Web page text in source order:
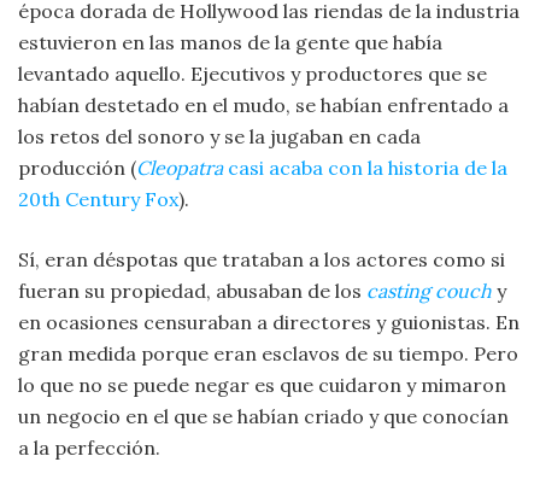
época dorada de Hollywood las riendas de la industria
estuvieron en las manos de la gente que había
levantado aquello. Ejecutivos y productores que se
habían destetado en el mudo, se habían enfrentado a
los retos del sonoro y se la jugaban en cada
producción (Cleopatracasi acaba con la historia de la
20th Century Fox).
Sí, eran déspotas que trataban a los actores como si
fueran su propiedad, abusaban de los casting couch y
en ocasiones censuraban a directores y guionistas. En
gran medida porque eran esclavos de su tiempo. Pero
lo que no se puede negar es que cuidaron y mimaron
un negocio en el que se habían criado y que conocían
a la perfección.